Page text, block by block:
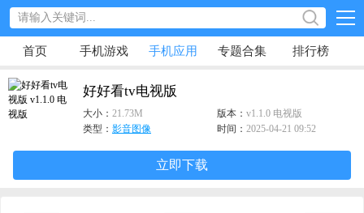
首页 手机游戏 手机应用 专题合集 排行榜
好好看tv电视版
大小： 21.73M 版本： v1.1.0 电视版
类型： 影音图像 时间： 2025-04-21 09:52
立即下载